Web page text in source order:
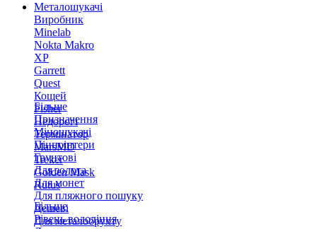
Металошукачі
Виробник
Minelab
Nokta Makro
XP
Garrett
Quest
Кощей
Fisher
Недорогі
Термінатор
MarsMD
Treker
Golden Mask
Rutus
Більше
Призначення
Міношукачі
Пінпоінтери
Грунтові
Для золота
Для монет
Для пляжного пошуку
Дешеві
Для металобрухту
Більше
Рівень володіння